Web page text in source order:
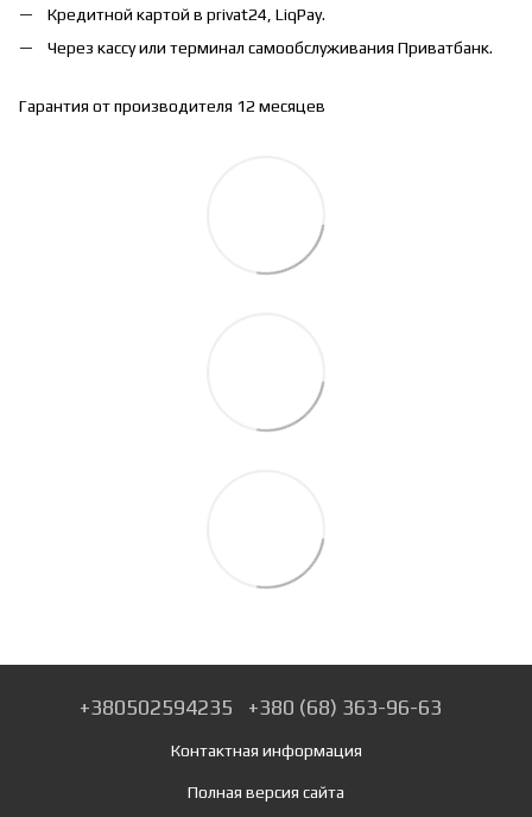
Кредитной картой в privat24, LiqPay.
Через кассу или терминал самообслуживания Приватбанк.
Гарантия от производителя 12 месяцев
+380502594235 +380 (68) 363-96-63
Контактная информация
Полная версия сайта